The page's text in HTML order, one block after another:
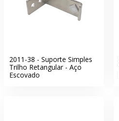
2011-38 - Suporte Simples
Trilho Retangular - Aço
Escovado